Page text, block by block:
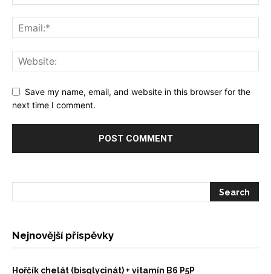
Save my name, email, and website in this browser for the
next time I comment.
Nejnovější příspěvky
Hořčík chelát (bisglycinát) + vitamín B6 P5P